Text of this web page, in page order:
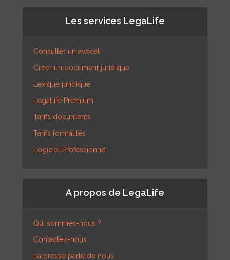
Les services LegaLife
Consulter un avocat
Créer un document juridique
Lexique juridique
LegaLife Premium
Tarifs documents
Tarifs formalités
Logiciel Professionnel
A propos de LegaLife
Qui sommes-nous ?
Contactez-nous
La presse parle de nous